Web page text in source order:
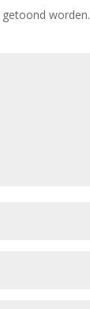
getoond worden.